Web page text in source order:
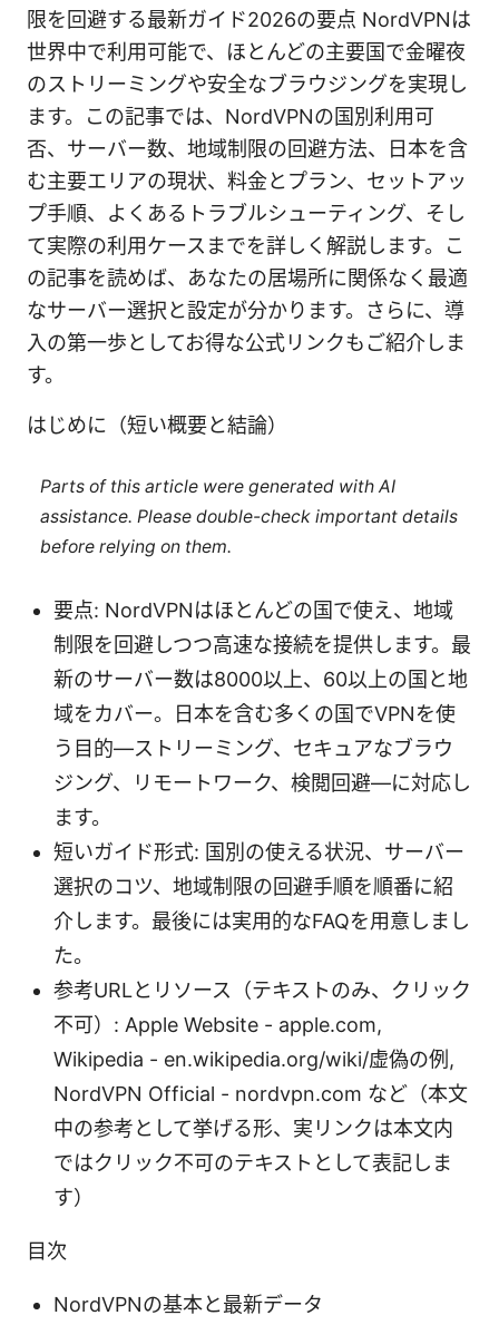
限を回避する最新ガイド2026の要点 NordVPNは
世界中で利用可能で、ほとんどの主要国で金曜夜
のストリーミングや安全なブラウジングを実現し
ます。この記事では、NordVPNの国別利用可
否、サーバー数、地域制限の回避方法、日本を含
む主要エリアの現状、料金とプラン、セットアッ
プ手順、よくあるトラブルシューティング、そし
て実際の利用ケースまでを詳しく解説します。こ
の記事を読めば、あなたの居場所に関係なく最適
なサーバー選択と設定が分かります。さらに、導
入の第一歩としてお得な公式リンクもご紹介しま
す。
はじめに（短い概要と結論）
Parts of this article were generated with AI
assistance. Please double-check important details
before relying on them.
要点: NordVPNはほとんどの国で使え、地域
制限を回避しつつ高速な接続を提供します。最
新のサーバー数は8000以上、60以上の国と地
域をカバー。日本を含む多くの国でVPNを使
う目的—ストリーミング、セキュアなブラウ
ジング、リモートワーク、検閲回避—に対応し
ます。
短いガイド形式: 国別の使える状況、サーバー
選択のコツ、地域制限の回避手順を順番に紹
介します。最後には実用的なFAQを用意しまし
た。
参考URLとリソース（テキストのみ、クリック
不可）: Apple Website - apple.com,
Wikipedia - en.wikipedia.org/wiki/虚偽の例,
NordVPN Official - nordvpn.com など（本文
中の参考として挙げる形、実リンクは本文内
ではクリック不可のテキストとして表記しま
す）
目次
NordVPNの基本と最新データ